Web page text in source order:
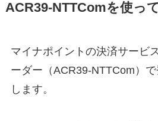
ACR39-NTTComを使っ
マイナポイントの決済サービ
ーダー（ACR39-NTTCom）
します。